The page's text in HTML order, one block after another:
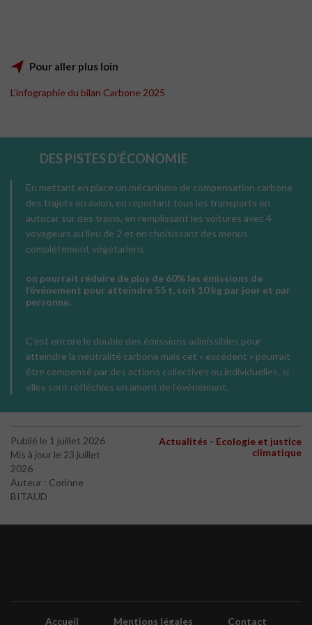
Pour aller plus loin
L’infographie du bilan Carbone 2025
DES PISTES D'ÉCONOMIE
En mettant en place un mécanisme de compensation carbone
des trajets en avion, en reportant tous les transports en
autocar sur des trains, en remplissant les voitures avec 4
voyageurs au lieu de 2 et en choisissant des menus
complètement végétariens
on pourrait réduire de plus de 60% les émissions de
l’événement pour atteindre 55 t, soit 10 kg par jour et par
personne.
C’est encore le double des émissions admissibles pour
atteindre la neutralité carbone mais cet « excédent » pourrait
être compensé par des actions collectives ou individuelles, si
elles sont réfléchies en amont de l’événement.
Publié le 1 juillet 2026
Mis à jour le 23 juillet
2026
Auteur : Corinne
BITAUD
Actualités - Ecologie et justice
climatique
Accueil Mentions légales Contact